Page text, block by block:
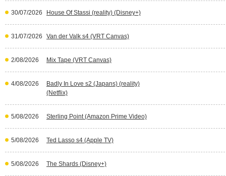
30/07/2026 House Of Stassi (reality) (Disney+)
31/07/2026 Van der Valk s4 (VRT Canvas)
2/08/2026 Mix Tape (VRT Canvas)
4/08/2026
Badly In Love s2 (Japans) (reality)
(Netflix)
5/08/2026 Sterling Point (Amazon Prime Video)
5/08/2026 Ted Lasso s4 (Apple TV)
5/08/2026 The Shards (Disney+)